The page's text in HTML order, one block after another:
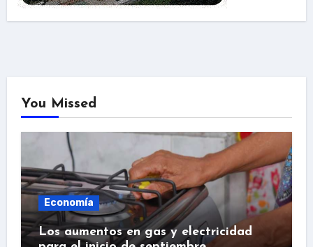
You Missed
Economía
Los aumentos en gas y electricidad